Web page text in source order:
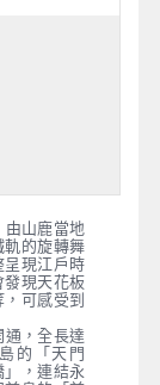
由山鹿當地
的旋轉舞
現江戶時
現天花板
可感受到
通，全長達
的「天門
，連結永